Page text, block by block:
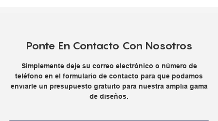
Ponte En Contacto Con Nosotros
Simplemente deje su correo electrónico o número de
teléfono en el formulario de contacto para que podamos
enviarle un presupuesto gratuito para nuestra amplia gama
de diseños.